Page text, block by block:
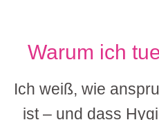
Warum ich
Ich weiß, wie
ist – und dass